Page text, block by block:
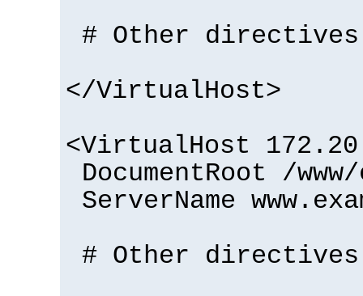
# Other
</VirtualHost>
<VirtualHost
DocumentRoot /
ServerName
# Other